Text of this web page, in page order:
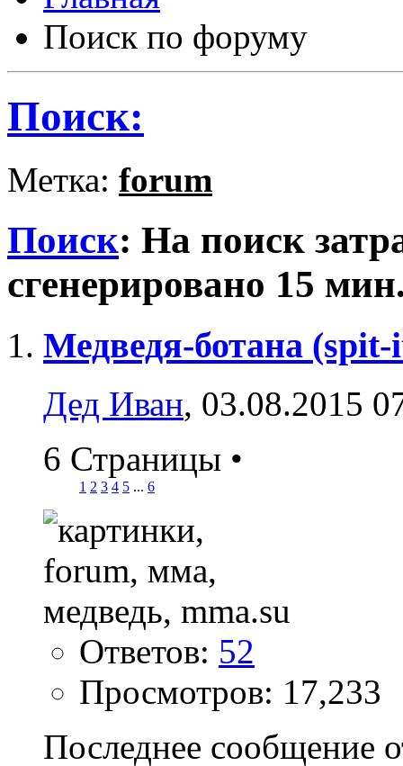
Поиск по форуму
Поиск:
Метка: forum
Поиск: На поиск
сгенерировано 15
Медведя-ботана
Дед Иван, 03.08.2015
6 Страницы •
1 2 3 4 5 ... 6
Ответов: 52
Просмотров: 17,233
Последнее сообщение